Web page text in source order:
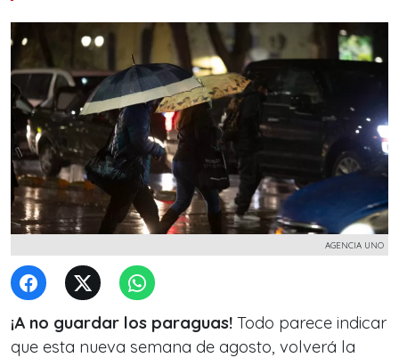
AGENCIA UNO
¡A no guardar los paraguas! Todo parece indicar
que esta nueva semana de agosto, volverá la